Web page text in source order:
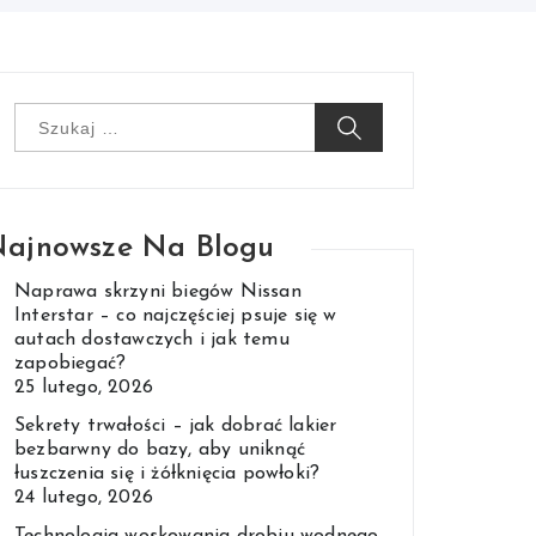
Na Blogu
Naprawa skrzyni biegów Nissan
Interstar – co najczęściej psuje się w
autach dostawczych i jak temu
zapobiegać?
25 lutego, 2026
Sekrety trwałości – jak dobrać lakier
bezbarwny do bazy, aby uniknąć
łuszczenia się i żółknięcia powłoki?
24 lutego, 2026